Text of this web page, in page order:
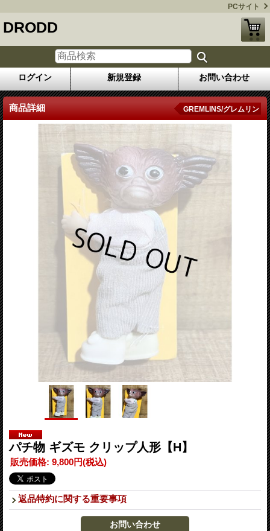
PCサイト
DRODD
ログイン 新規登録 お問い合わせ
商品詳細 GREMLINS/グレムリン
パチ物 ギズモ クリップ人形【H】
販売価格: 9,800円(税込)
返品特約に関する重要事項